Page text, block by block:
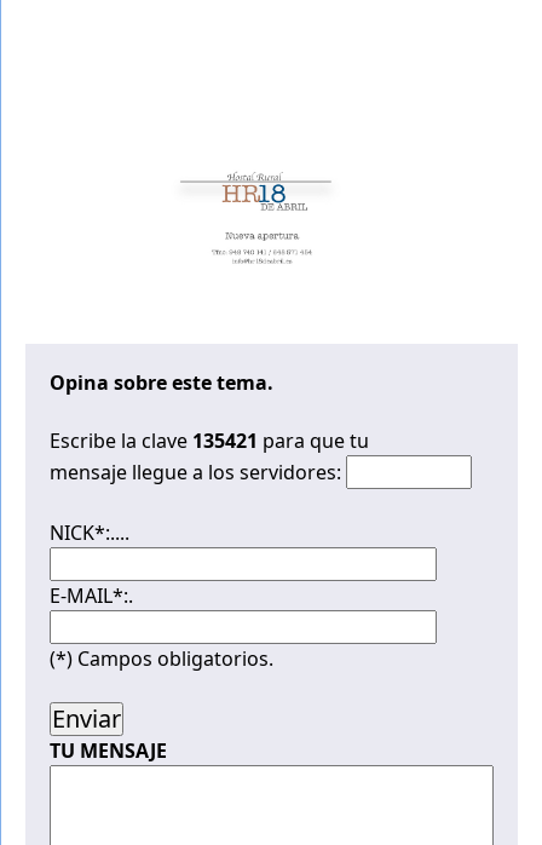
Opina sobre este tema.
Escribe la clave 135421 para que tu
mensaje llegue a los servidores:
NICK*:....
E-MAIL*:.
(*) Campos obligatorios.
TU MENSAJE